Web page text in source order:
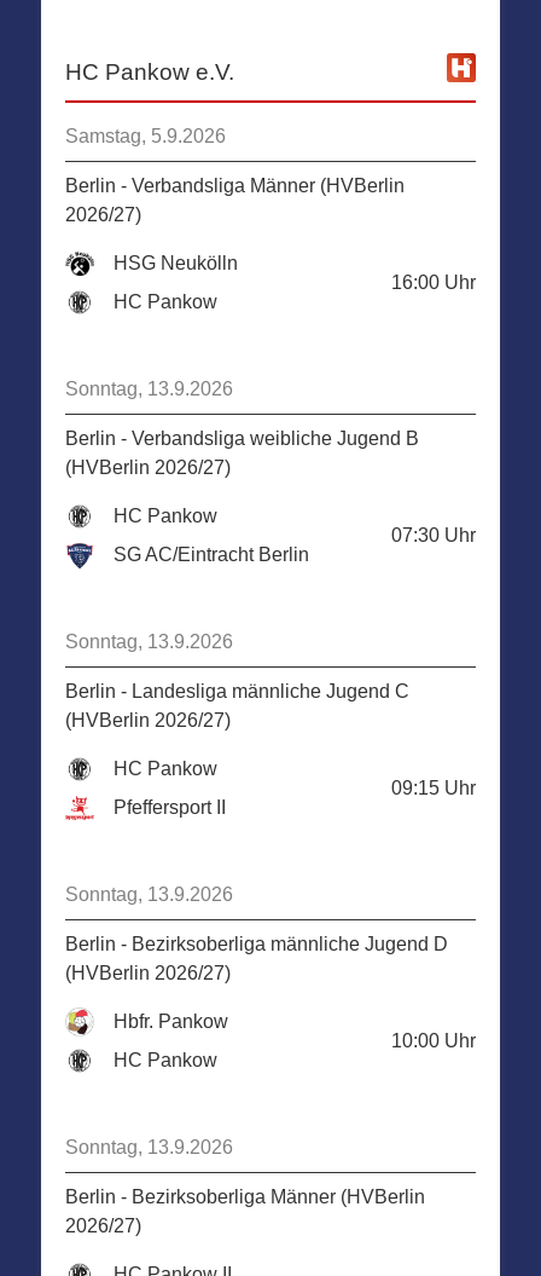
HC Pankow e.V.
Samstag, 5.9.2026
Berlin - Verbandsliga Männer (HVBerlin
2026/27)
HSG Neukölln
HC Pankow
16:00 Uhr
Sonntag, 13.9.2026
Berlin - Verbandsliga weibliche Jugend B
(HVBerlin 2026/27)
HC Pankow
SG AC/Eintracht Berlin
07:30 Uhr
Sonntag, 13.9.2026
Berlin - Landesliga männliche Jugend C
(HVBerlin 2026/27)
HC Pankow
Pfeffersport II
09:15 Uhr
Sonntag, 13.9.2026
Berlin - Bezirksoberliga männliche Jugend D
(HVBerlin 2026/27)
Hbfr. Pankow
HC Pankow
10:00 Uhr
Sonntag, 13.9.2026
Berlin - Bezirksoberliga Männer (HVBerlin
2026/27)